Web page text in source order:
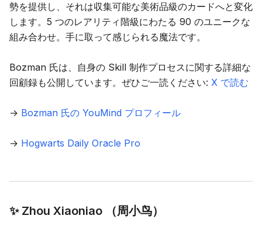
勢を提供し、それは収集可能な美術品級のカードへと変化
します。5 つのレアリティ階級にわたる 90 のユニークな
組み合わせ。手に取って感じられる魔法です。
Bozman 氏は、自身の Skill 制作プロセスに関する詳細な
回顧録も公開しています。ぜひご一読ください: X で読む
→ Bozman 氏の YouMind プロフィール
→ Hogwarts Daily Oracle Pro
✨ Zhou Xiaoniao （周小鸟）